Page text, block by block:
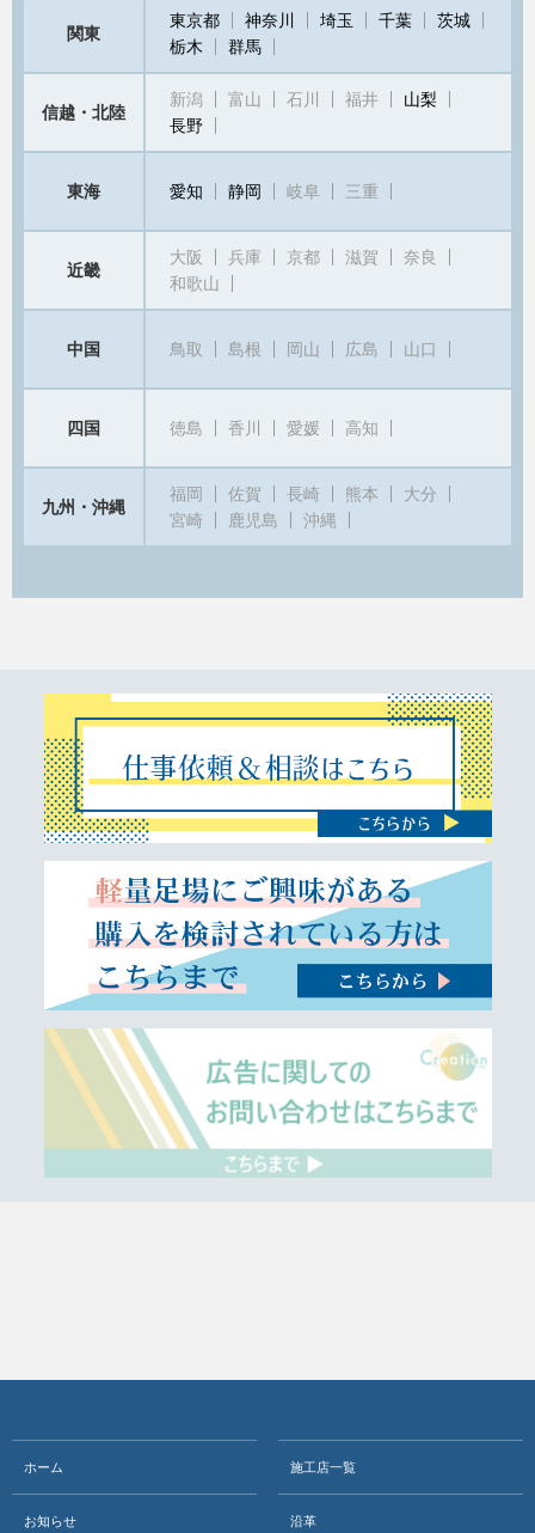
関東
東京都 神奈川 埼玉 千葉
茨城
栃木
群馬
信越・北陸
新潟 富山 石川 福井
山梨
長野
東海 愛知 静岡 岐阜 三重
近畿
大阪 兵庫 京都 滋賀
奈良
和歌山
中国 鳥取 島根 岡山 広島 山口
四国 徳島 香川 愛媛 高知
九州・沖縄
福岡 佐賀 長崎 熊本
大分
宮崎
鹿児島 沖縄
ホーム 施工店一覧
お知らせ 沿革